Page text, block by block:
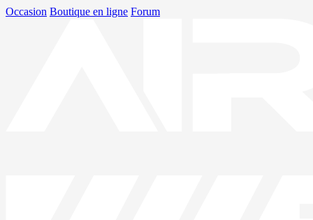
Occasion Boutique en ligne Forum